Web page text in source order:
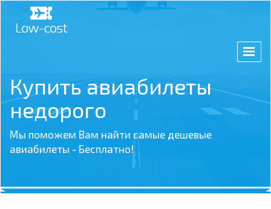
Купить авиабилеты
недорого
Мы поможем Вам найти самые дешевые
авиабилеты - Бесплатно!